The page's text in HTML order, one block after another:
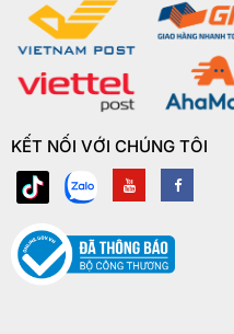
KẾT NỐI VỚI CHÚNG TÔI